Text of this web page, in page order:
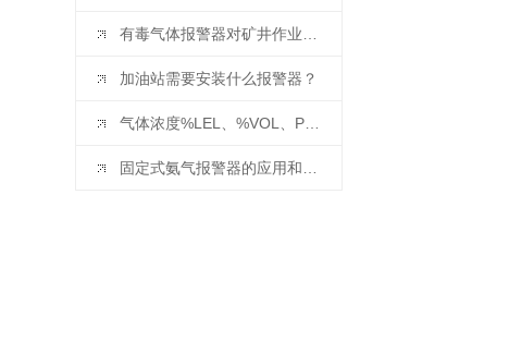
有毒气体报警器对矿井作业的重要性
加油站需要安装什么报警器？
气体浓度%LEL、%VOL、PPM 和 mg/m3 换算
固定式氨气报警器的应用和安装要求